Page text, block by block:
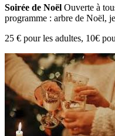
Soirée de Noël Ouverte à
programme : arbre de Noël,
25 € pour les adultes, 10€